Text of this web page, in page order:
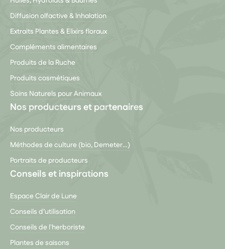
Diffusion olfactive & Inhalation
Extraits Plantes & Elixirs floraux
Compléments alimentaires
Produits de la Ruche
Produits cosmétiques
Soins Naturels pour Animaux
Nos producteurs et partenaires
Nos producteurs
Méthodes de culture (bio, Demeter…)
Portraits de producteurs
Conseils et inspirations
Espace Clair de Lune
Conseils d’utilisation
Conseils de l'herboriste
Plantes de saisons